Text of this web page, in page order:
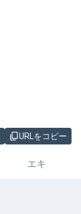
URLをコピー
エキ